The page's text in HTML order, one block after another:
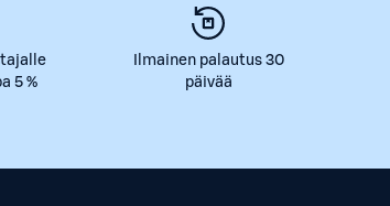
5 %
Ilmainen palautus 30
päivää